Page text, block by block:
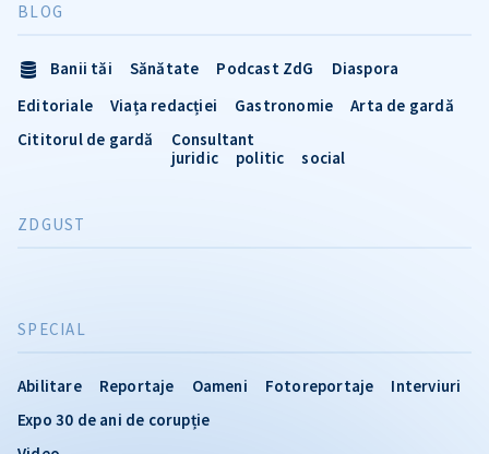
SPECIAL
Abilitare Reportaje Oameni Fotoreportaje
Interviuri
Expo 30 de ani de corupție
BLOG
Banii tăi Sănătate Podcast ZdG
Diaspora
Editoriale
Viața redacției Gastronomie
Arta de gardă
Cititorul de gardă
Consultant
juridic
politic social
ZDGUST